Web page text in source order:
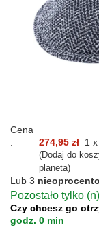
Cena
:
274,95 zł 1
(Dodaj do
planeta)
Lub 3
Pozostało tylko
Czy chcesz go
godz. 0 min